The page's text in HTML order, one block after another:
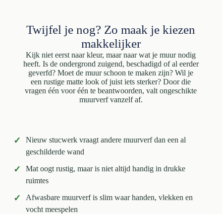
Twijfel je nog? Zo maak je kiezen
makkelijker
Kijk niet eerst naar kleur, maar naar wat je muur nodig
heeft. Is de ondergrond zuigend, beschadigd of al eerder
geverfd? Moet de muur schoon te maken zijn? Wil je
een rustige matte look of juist iets sterker? Door die
vragen één voor één te beantwoorden, valt ongeschikte
muurverf vanzelf af.
✓
Nieuw stucwerk vraagt andere muurverf dan een al
geschilderde wand
✓
Mat oogt rustig, maar is niet altijd handig in drukke
ruimtes
✓
Afwasbare muurverf is slim waar handen, vlekken en
vocht meespelen